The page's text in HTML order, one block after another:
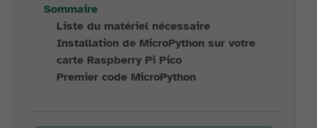
Sommaire
Liste du matériel nécessaire
Installation de MicroPython sur votre
carte Raspberry Pi Pico
Premier code MicroPython